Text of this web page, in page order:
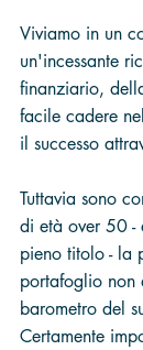
Viviamo in un
un'incessante
finanziario,
facile cadere
il successo
Tuttavia sono
di età over 50 -
pieno titolo - la
portafoglio non
barometro del
Certamente